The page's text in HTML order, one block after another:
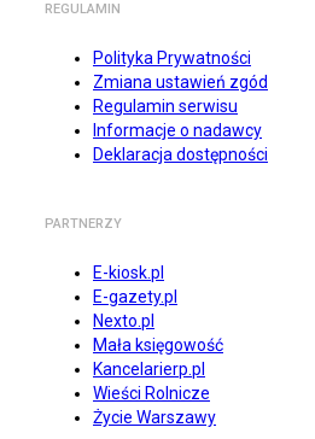
REGULAMIN
Polityka Prywatności
Zmiana ustawień zgód
Regulamin serwisu
Informacje o nadawcy
Deklaracja dostępności
PARTNERZY
E-kiosk.pl
E-gazety.pl
Nexto.pl
Mała księgowość
Kancelarierp.pl
Wieści Rolnicze
Życie Warszawy